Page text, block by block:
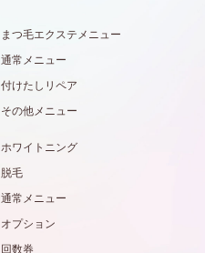
まつ毛エクステメニュー
通常メニュー
付けたしリペア
その他メニュー
ホワイトニング
脱毛
通常メニュー
オプション
回数券